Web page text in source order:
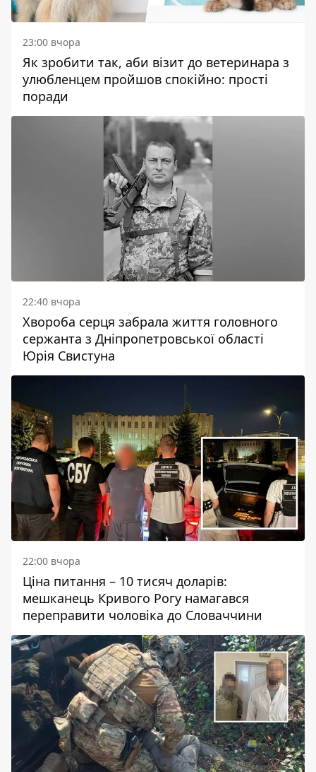
23:00 вчора
Як зробити так, аби візит до ветеринара з
улюбленцем пройшов спокійно: прості
поради
22:40 вчора
Хвороба серця забрала життя головного
сержанта з Дніпропетровської області
Юрія Свистуна
22:00 вчора
Ціна питання – 10 тисяч доларів:
мешканець Кривого Рогу намагався
переправити чоловіка до Словаччини